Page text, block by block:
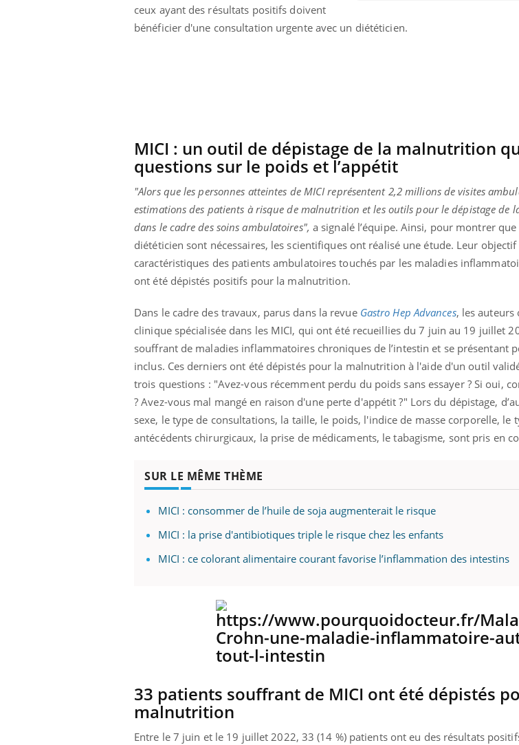
ceux ayant des résultats positifs doivent
bénéficier d'une consultation urgente avec un diététicien.
MICI : un outil de dépistage de la malnutrition
questions sur le poids et l’appétit
"Alors que les personnes atteintes de MICI représentent 2,2 millions de visites
estimations des patients à risque de malnutrition et les outils pour le dépistage
dans le cadre des soins ambulatoires", a signalé l’équipe. Ainsi, pour montrer
diététicien sont nécessaires, les scientifiques ont réalisé une étude. Leur
caractéristiques des patients ambulatoires touchés par les maladies
ont été dépistés positifs pour la malnutrition.
Dans le cadre des travaux, parus dans la revue Gastro Hep Advances, les auteurs
clinique spécialisée dans les MICI, qui ont été recueillies du 7 juin au 19 juillet
souffrant de maladies inflammatoires chroniques de l’intestin et se présentant
inclus. Ces derniers ont été dépistés pour la malnutrition à l'aide d'un outil
trois questions : "Avez-vous récemment perdu du poids sans essayer ? Si oui,
? Avez-vous mal mangé en raison d'une perte d'appétit ?" Lors du dépistage,
sexe, le type de consultations, la taille, le poids, l'indice de masse corporelle, le
antécédents chirurgicaux, la prise de médicaments, le tabagisme, sont pris en
SUR LE MÊME THÈME
MICI : consommer de l’huile de soja augmenterait le risque
MICI : la prise d'antibiotiques triple le risque chez les enfants
MICI : ce colorant alimentaire courant favorise l’inflammation des intestins
33 patients souffrant de MICI ont été dépistés
malnutrition
Entre le 7 juin et le 19 juillet 2022, 33 (14 %) patients ont eu des résultats
Carence en fer : comprendre pour
Fatigue, irritabilité, brouillard mental ou
carence en fer sont multiples ce qui la rend
Youtube
Insuline & Charge mentale : et si on
osait en parler??Youtube
En 2026, l'insuline dans le diabète de type 2
patients comme parfois chez les soignants.